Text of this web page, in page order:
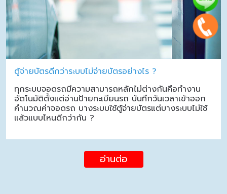
ตู้จ่ายบัตรดีกว่าระบบไม่จ่ายบัตรอย่างไร ?
ทุกระบบจอดรถมีความสามารถหลักไม่ต่างกันคือทำงาน
อัตโนมัติตั้งแต่อ่านป้ายทะเบียนรถ บันทึกวันเวลาเข้าออก
คำนวณค่าจอดรถ บางระบบใช้ตู้จ่ายบัตรแต่บางระบบไม่ใช้
แล้วแบบไหนดีกว่ากัน ?
อ่านต่อ